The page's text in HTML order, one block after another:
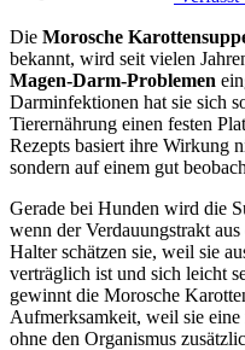
Die Morosche
bekannt, wird seit vielen
Magen-Darm-Problemen
Darminfektionen hat sie sich
Tierernährung einen festen
Rezepts basiert ihre Wirkung
sondern auf einem gut
Gerade bei Hunden wird die
wenn der Verdauungstrakt
Halter schätzen sie, weil sie
verträglich ist und sich leicht
gewinnt die Morosche
Aufmerksamkeit, weil sie eine
ohne den Organismus